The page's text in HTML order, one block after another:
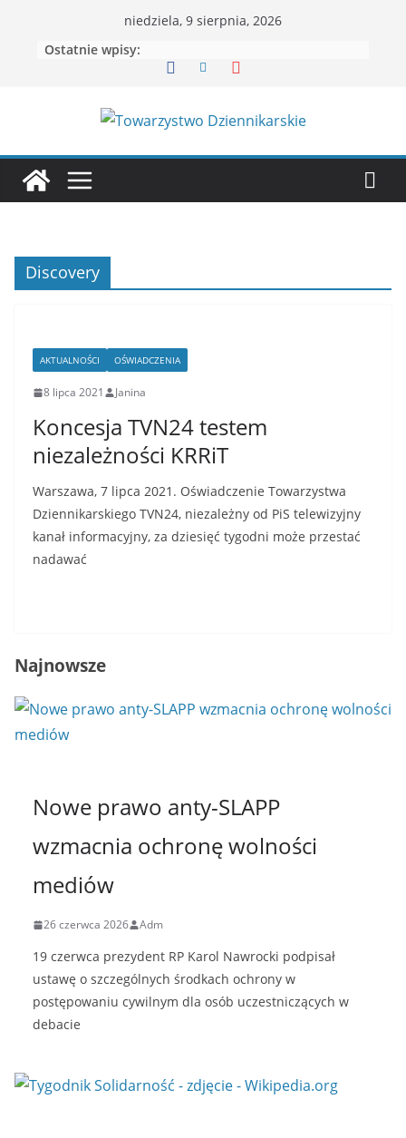
niedziela, 9 sierpnia, 2026
Ostatnie wpisy:
Discovery
AKTUALNOŚCI OŚWIADCZENIA
8 lipca 2021 Janina
Koncesja TVN24 testem
niezależności KRRiT
Warszawa, 7 lipca 2021. Oświadczenie Towarzystwa
Dziennikarskiego TVN24, niezależny od PiS telewizyjny
kanał informacyjny, za dziesięć tygodni może przestać
nadawać
Najnowsze
Nowe prawo anty-SLAPP
wzmacnia ochronę wolności
mediów
26 czerwca 2026 Adm
19 czerwca prezydent RP Karol Nawrocki podpisał
ustawę o szczególnych środkach ochrony w
postępowaniu cywilnym dla osób uczestniczących w
debacie